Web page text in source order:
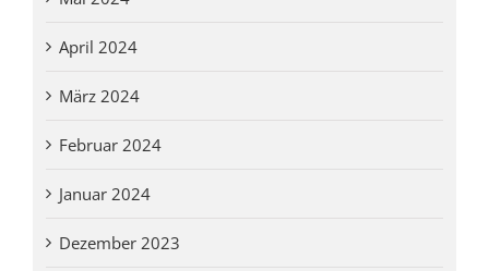
April 2024
März 2024
Februar 2024
Januar 2024
Dezember 2023